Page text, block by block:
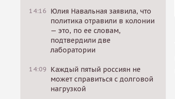
14:16 Юлия Навальная заявила, что
политика отравили в колонии
— это, по ее словам,
подтвердили две
лаборатории
14:09 Каждый пятый россиян не
может справиться с долговой
нагрузкой